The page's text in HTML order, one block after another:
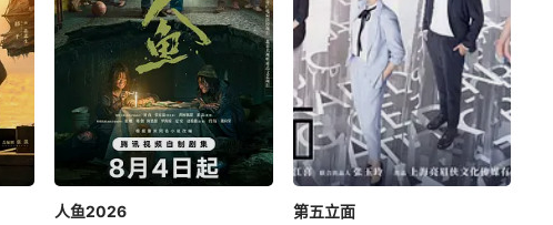
人鱼2026
第五立面